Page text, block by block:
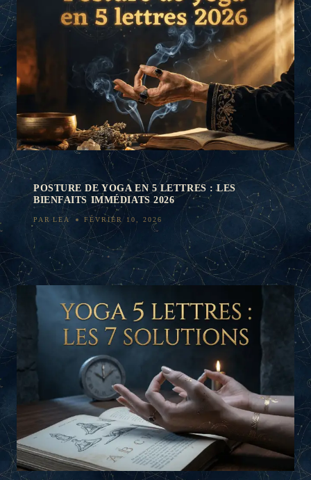
POSTURE DE YOGA EN 5 LETTRES : LES
BIENFAITS IMMÉDIATS 2026
PAR LEA FÉVRIER 10, 2026